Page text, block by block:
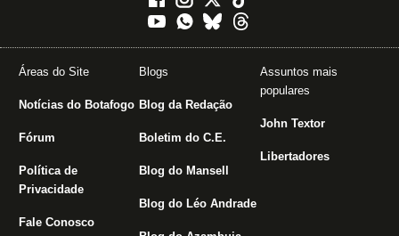
Áreas do Site
Notícias do Botafogo
Fórum
Política de
Privacidade
Fale Conosco
Blogs
Blog da Redação
Boletim do C.E.
Blog do Mansell
Blog do Léo Andrade
Assuntos mais
populares
John Textor
Libertadores